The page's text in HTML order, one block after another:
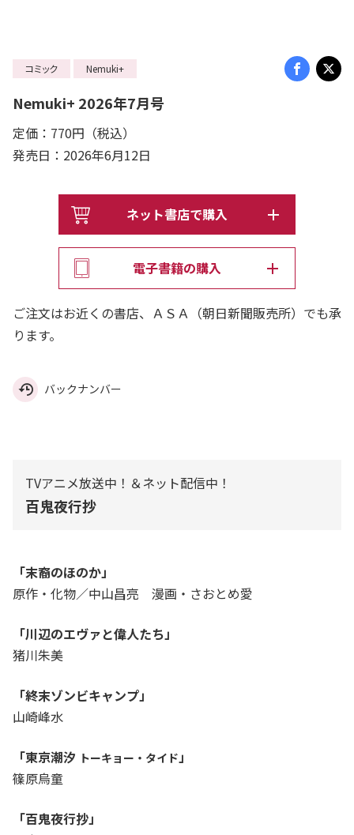
コミック Nemuki+
Nemuki+ 2026年7月号
定価：770円（税込）
発売日：2026年6月12日
ネット書店で購入
電子書籍の購入
ご注文はお近くの書店、ＡＳＡ（朝日新聞販売所）でも承
ります。
バックナンバー
TVアニメ放送中！＆ネット配信中！
百鬼夜行抄
「末裔のほのか」
原作・化物／中山昌亮 漫画・さおとめ愛
「川辺のエヴァと偉人たち」
猪川朱美
「終末ゾンビキャンプ」
山崎峰水
「東京潮汐 トーキョー・タイド」
篠原烏童
「百鬼夜行抄」